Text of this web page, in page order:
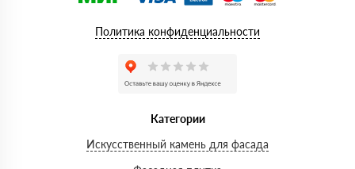
Политика конфиденциальности
Категории
Искусственный камень для фасада